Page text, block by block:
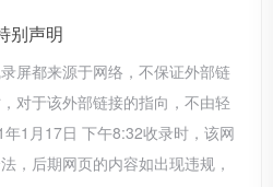
别声明
屏都来源于网络，不保证外部链
对于该外部链接的指向，不由轻
1月17日 下午8:32收录时，该网
，后期网页的内容如出现违规，